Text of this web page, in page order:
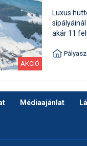
AKCIÓ
Luxus
akár 11
Médiaajánlat